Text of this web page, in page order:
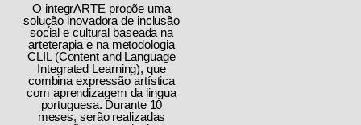
O integrARTE propõe uma
solução inovadora de inclusão
social e cultural baseada na
arteterapia e na metodologia
CLIL (Content and Language
Integrated Learning), que
combina expressão artística
com aprendizagem da lingua
portuguesa. Durante 10
meses, serão realizadas